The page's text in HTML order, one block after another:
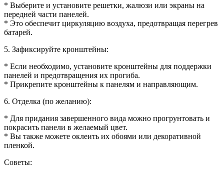
* Выберите и установите решетки, жалюзи или экраны на
передней части панелей.
* Это обеспечит циркуляцию воздуха, предотвращая перегрев
батарей.
5. Зафиксируйте кронштейны:
* Если необходимо, установите кронштейны для поддержки
панелей и предотвращения их прогиба.
* Прикрепите кронштейны к панелям и направляющим.
6. Отделка (по желанию):
* Для придания завершенного вида можно прогрунтовать и
покрасить панели в желаемый цвет.
* Вы также можете оклеить их обоями или декоративной
пленкой.
Советы: